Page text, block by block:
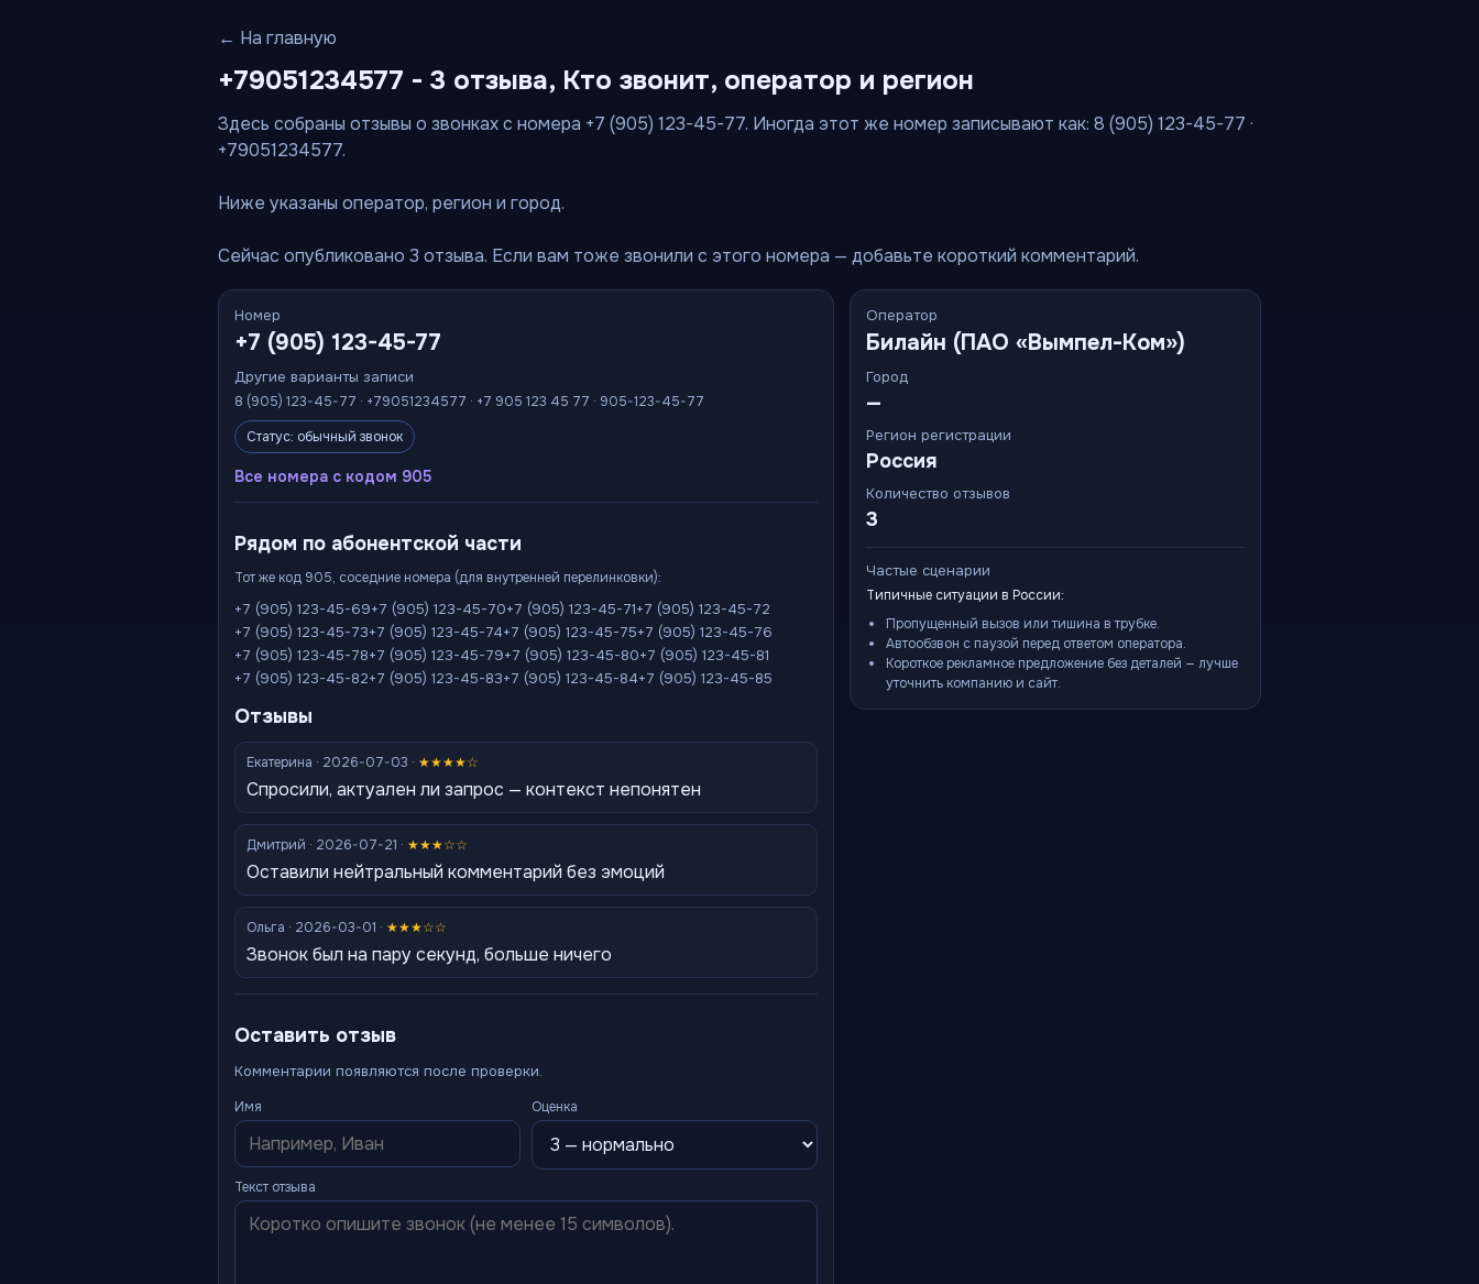
← На главную
+79051234577 - 3 отзыва, Кто звонит, оператор и регион
Здесь собраны отзывы о звонках с номера +7 (905) 123-45-77. Иногда этот же номер записывают как: 8 (905) 123-45-77 ·
+79051234577.
Ниже указаны оператор, регион и город.
Сейчас опубликовано 3 отзыва. Если вам тоже звонили с этого номера — добавьте короткий комментарий.
Номер
+7 (905) 123-45-77
Другие варианты записи
8 (905) 123-45-77 · +79051234577 · +7 905 123 45 77 · 905-123-45-77
Статус: обычный звонок
Все номера с кодом 905
Рядом по абонентской части
Тот же код 905, соседние номера (для внутренней перелинковки):
+7 (905) 123-45-69+7 (905) 123-45-70+7 (905) 123-45-71+7 (905) 123-45-72
+7 (905) 123-45-73+7 (905) 123-45-74+7 (905) 123-45-75+7 (905) 123-45-76
+7 (905) 123-45-78+7 (905) 123-45-79+7 (905) 123-45-80+7 (905) 123-45-81
+7 (905) 123-45-82+7 (905) 123-45-83+7 (905) 123-45-84+7 (905) 123-45-85
Отзывы
Екатерина · 2026-07-03 · ★★★★☆
Спросили, актуален ли запрос — контекст непонятен
Дмитрий · 2026-07-21 · ★★★☆☆
Оставили нейтральный комментарий без эмоций
Ольга · 2026-03-01 · ★★★☆☆
Звонок был на пару секунд, больше ничего
Оставить отзыв
Комментарии появляются после проверки.
Имя Оценка
Текст отзыва
Оператор
Билайн (ПАО «Вымпел-Ком»)
Город
—
Регион регистрации
Россия
Количество отзывов
3
Частые сценарии
Типичные ситуации в России:
Пропущенный вызов или тишина в трубке.
Автообзвон с паузой перед ответом оператора.
Короткое рекламное предложение без деталей — лучше
уточнить компанию и сайт.